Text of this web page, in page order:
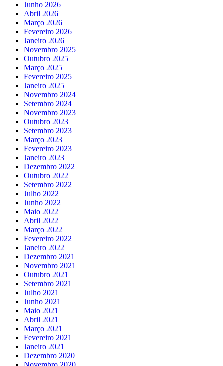
Junho 2026
Abril 2026
Março 2026
Fevereiro 2026
Janeiro 2026
Novembro 2025
Outubro 2025
Março 2025
Fevereiro 2025
Janeiro 2025
Novembro 2024
Setembro 2024
Novembro 2023
Outubro 2023
Setembro 2023
Março 2023
Fevereiro 2023
Janeiro 2023
Dezembro 2022
Outubro 2022
Setembro 2022
Julho 2022
Junho 2022
Maio 2022
Abril 2022
Março 2022
Fevereiro 2022
Janeiro 2022
Dezembro 2021
Novembro 2021
Outubro 2021
Setembro 2021
Julho 2021
Junho 2021
Maio 2021
Abril 2021
Março 2021
Fevereiro 2021
Janeiro 2021
Dezembro 2020